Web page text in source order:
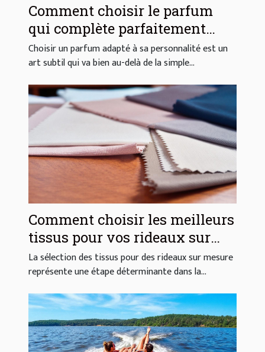
Comment choisir le parfum
qui complète parfaitement
votre style ?
Choisir un parfum adapté à sa personnalité est un
art subtil qui va bien au-delà de la simple...
Comment choisir les meilleurs
tissus pour vos rideaux sur
mesure ?
La sélection des tissus pour des rideaux sur mesure
représente une étape déterminante dans la...